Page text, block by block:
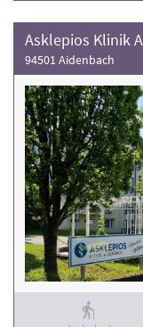
Asklepios Klinik
94501 Aidenbach